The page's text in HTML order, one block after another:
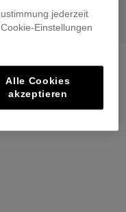
€ 29,00
jederzeit
Einstellungen
Alle Cookies
akzeptieren